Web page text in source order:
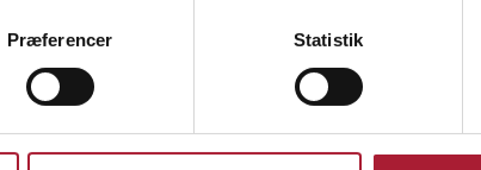
Præferencer Statistik
gældende databeskyttelseslovgivning. Du har ret til indsigt
på kundeservice@bakmaskiner.dk. Hvis vi ikke finder en